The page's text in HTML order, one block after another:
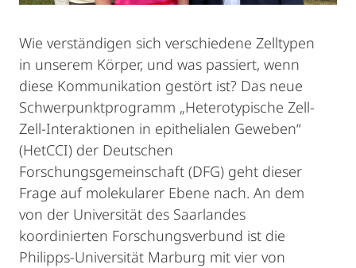
Wie verständigen sich verschiedene Zelltypen
in unserem Körper, und was passiert, wenn
diese Kommunikation gestört ist? Das neue
Schwerpunktprogramm „Heterotypische Zell-
Zell-Interaktionen in epithelialen Geweben“
(HetCCI) der Deutschen
Forschungsgemeinschaft (DFG) geht dieser
Frage auf molekularer Ebene nach. An dem
von der Universität des Saarlandes
koordinierten Forschungsverbund ist die
Philipps-Universität Marburg mit vier von